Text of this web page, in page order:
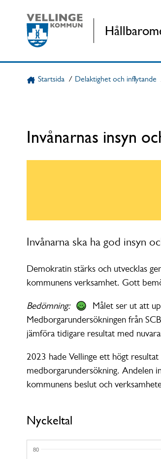
Startsida / Delaktighet och inflytande
Invånarnas insyn
Invånarna ska ha god insyn
Demokratin stärks och utvecklas
kommunens verksamhet. Gott
Bedömning:
Målet ser ut att
Medborgarundersökningen från
jämföra tidigare resultat med
2023 hade Vellinge ett högt
medborgarundersökning. Andelen
kommunens beslut och
Nyckeltal
80